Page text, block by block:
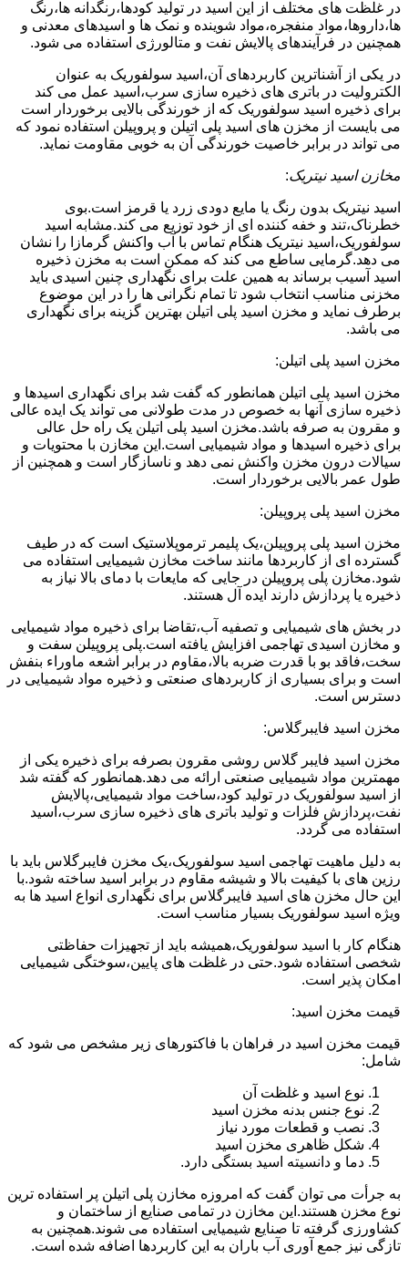
در غلظت های مختلف از این اسید در تولید کودها،رنگدانه ها،رنگ
ها،داروها،مواد منفجره،مواد شوینده و نمک ها و اسیدهای معدنی و
همچنین در فرآیندهای پالایش نفت و متالورژی استفاده می شود.
در یکی از آشناترین کاربردهای آن،اسید سولفوریک به عنوان
الکترولیت در باتری های ذخیره سازی سرب،اسید عمل می کند
برای ذخیره اسید سولفوریک که از خورندگی بالایی برخوردار است
می بایست از مخزن های اسید پلی اتیلن و پروپیلن استفاده نمود که
می تواند در برابر خاصیت خورندگی آن به خوبی مقاومت نماید.
مخازن اسید نیتریک:
اسید نیتریک بدون رنگ یا مایع دودی زرد یا قرمز است.بوی
خطرناک،تند و خفه کننده ای از خود توزیع می کند.مشابه اسید
سولفوریک،اسید نیتریک هنگام تماس با آب واکنش گرمازا را نشان
می دهد.گرمایی ساطع می کند که ممکن است به مخزن ذخیره
اسید آسیب برساند به همین علت برای نگهداری چنین اسیدی باید
مخزنی مناسب انتخاب شود تا تمام نگرانی ها را در این موضوع
برطرف نماید و مخزن اسید پلی اتیلن بهترین گزینه برای نگهداری
می باشد.
مخزن اسید پلی اتیلن:
مخزن اسید پلی اتیلن همانطور که گفت شد برای نگهداری اسیدها و
ذخیره سازی آنها به خصوص در مدت طولانی می تواند یک ایده عالی
و مقرون به صرفه باشد.مخزن اسید پلی اتیلن یک راه حل عالی
برای ذخیره اسیدها و مواد شیمیایی است.این مخازن با محتویات و
سیالات درون مخزن واکنش نمی دهد و ناسازگار است و همچنین از
طول عمر بالایی برخوردار است.
مخزن اسید پلی پروپیلن:
مخزن اسید پلی پروپیلن،یک پلیمر ترموپلاستیک است که در طیف
گسترده ای از کاربردها مانند ساخت مخازن شیمیایی استفاده می
شود.مخازن پلی پروپیلن در جایی که مایعات با دمای بالا نیاز به
ذخیره یا پردازش دارند ایده آل هستند.
در بخش های شیمیایی و تصفیه آب،تقاضا برای ذخیره مواد شیمیایی
و مخازن اسیدی تهاجمی افزایش یافته است.پلی پروپیلن سفت و
سخت،فاقد بو با قدرت ضربه بالا،مقاوم در برابر اشعه ماوراء بنفش
است و برای بسیاری از کاربردهای صنعتی و ذخیره مواد شیمیایی در
دسترس است.
مخزن اسید فایبرگلاس:
مخزن اسید فایبر گلاس روشی مقرون بصرفه برای ذخیره یکی از
مهمترین مواد شیمیایی صنعتی ارائه می دهد.همانطور که گفته شد
از اسید سولفوریک در تولید کود،ساخت مواد شیمیایی،پالایش
نفت،پردازش فلزات و تولید باتری های ذخیره سازی سرب،اسید
استفاده می گردد.
به دلیل ماهیت تهاجمی اسید سولفوریک،یک مخزن فایبرگلاس باید با
رزین های با کیفیت بالا و شیشه مقاوم در برابر اسید ساخته شود.با
این حال مخزن های اسید فایبرگلاس برای نگهداری انواع اسید ها به
ویژه اسید سولفوریک بسیار مناسب است.
هنگام کار با اسید سولفوریک،همیشه باید از تجهیزات حفاظتی
شخصی استفاده شود.حتی در غلظت های پایین،سوختگی شیمیایی
امکان پذیر است.
قیمت مخزن اسید:
قیمت مخزن اسید در فراهان با فاکتورهای زیر مشخص می شود که
شامل:
نوع اسید و غلظت آن
نوع جنس بدنه مخزن اسید
نصب و قطعات مورد نیاز
شکل ظاهری مخزن اسید
دما و دانسیته اسید بستگی دارد.
به جرأت می توان گفت که امروزه مخازن پلی اتیلن پر استفاده ترین
نوع مخزن هستند.این مخازن در تمامی صنایع از ساختمان و
کشاورزی گرفته تا صنایع شیمیایی استفاده می شوند.همچنین به
تازگی نیز جمع آوری آب باران به این کاربردها اضافه شده است.